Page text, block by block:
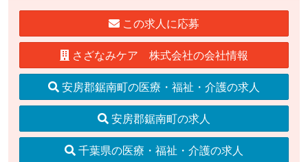
この求人に応募
さざなみケア 株式会社の会社情報
安房郡鋸南町の医療・福祉・介護の求人
安房郡鋸南町の求人
千葉県の医療・福祉・介護の求人